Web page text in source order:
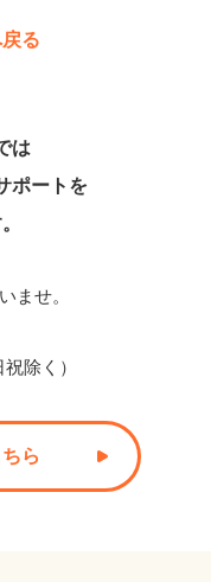
る
は
ポートを
ませ。
除く）
ら